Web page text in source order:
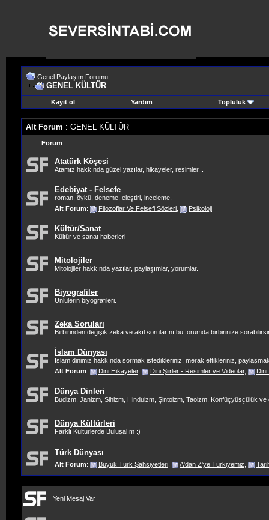
Genel Paylaşım Forumu
GENEL KÜLTÜR
Kayıt ol Yardım Topluluk
Alt Forum : GENEL KÜLTÜR
Forum
Atatürk Köşesi
Atamız hakkında güzel yazılar, hikayeler, resimler...
Edebiyat - Felsefe
roman, öykü, deneme, eleştiri, inceleme.
Alt Forum: Filozoflar Ve Felsefi Sözleri Psikoloji
Kültür/Sanat
Kültür ve sanat haberleri
Mitolojiler
Mitolojiler hakkında yazılar, paylaşımlar, yorumlar.
Biyografiler
Ünlülerin biyografileri.
Zeka Soruları
Birbirinden değişik zeka ve akıl sorularını bu forumda birbirinize
İslam Dünyası
İslam dinimiz hakkında sormak istedikleriniz, merak ettikleriniz,
Alt Forum: Dini Hikayeler, Dini Şiirler - Resimler ve Videolar,
Dünya Dinleri
Budizm, Janizm, Sihizm, Hinduizm, Şintoizm, Taoizm, Konfüçyüsçülük
Dünya Kültürleri
Farklı Kültürlerde Buluşalım :)
Türk Dünyası
Alt Forum: Büyük Türk Şahsiyetleri A'dan Z'ye Türkiyemiz
Yeni Mesaj Var